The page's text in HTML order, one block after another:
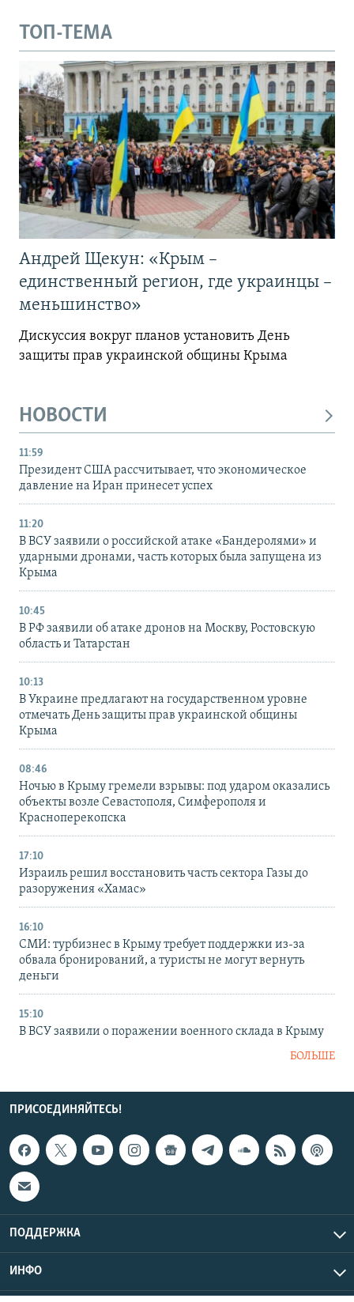
ТОП-ТЕМА
Андрей Щекун: «Крым –
единственный регион, где украинцы –
меньшинство»
Дискуссия вокруг планов установить День
защиты прав украинской общины Крыма
НОВОСТИ
11:59
Президент США рассчитывает, что экономическое
давление на Иран принесет успех
11:20
В ВСУ заявили о российской атаке «Бандеролями» и
ударными дронами, часть которых была запущена из
Крыма
10:45
В РФ заявили об атаке дронов на Москву, Ростовскую
область и Татарстан
10:13
В Украине предлагают на государственном уровне
отмечать День защиты прав украинской общины
Крыма
08:46
Ночью в Крыму гремели взрывы: под ударом оказались
объекты возле Севастополя, Симферополя и
Красноперекопска
17:10
Израиль решил восстановить часть сектора Газы до
разоружения «Хамас»
16:10
СМИ: турбизнес в Крыму требует поддержки из-за
обвала бронирований, а туристы не могут вернуть
деньги
15:10
В ВСУ заявили о поражении военного склада в Крыму
БОЛЬШЕ
ПРИСОЕДИНЯЙТЕСЬ!
ПОДДЕРЖКА
ИНФО